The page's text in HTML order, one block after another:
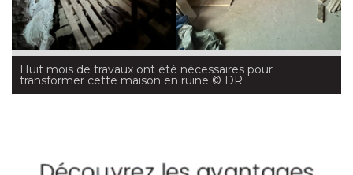
Huit mois de travaux ont été nécessaires pour
transformer cette maison en ruine © DR